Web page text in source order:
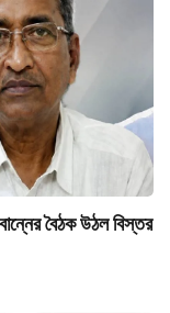
বৈঠক উঠল বিস্তর